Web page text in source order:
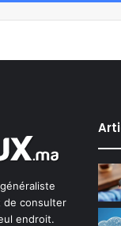
de consulter
endroit.